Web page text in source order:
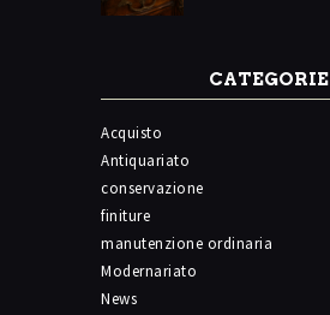
CATEGORIE
Acquisto
Antiquariato
conservazione
finiture
manutenzione ordinaria
Modernariato
News